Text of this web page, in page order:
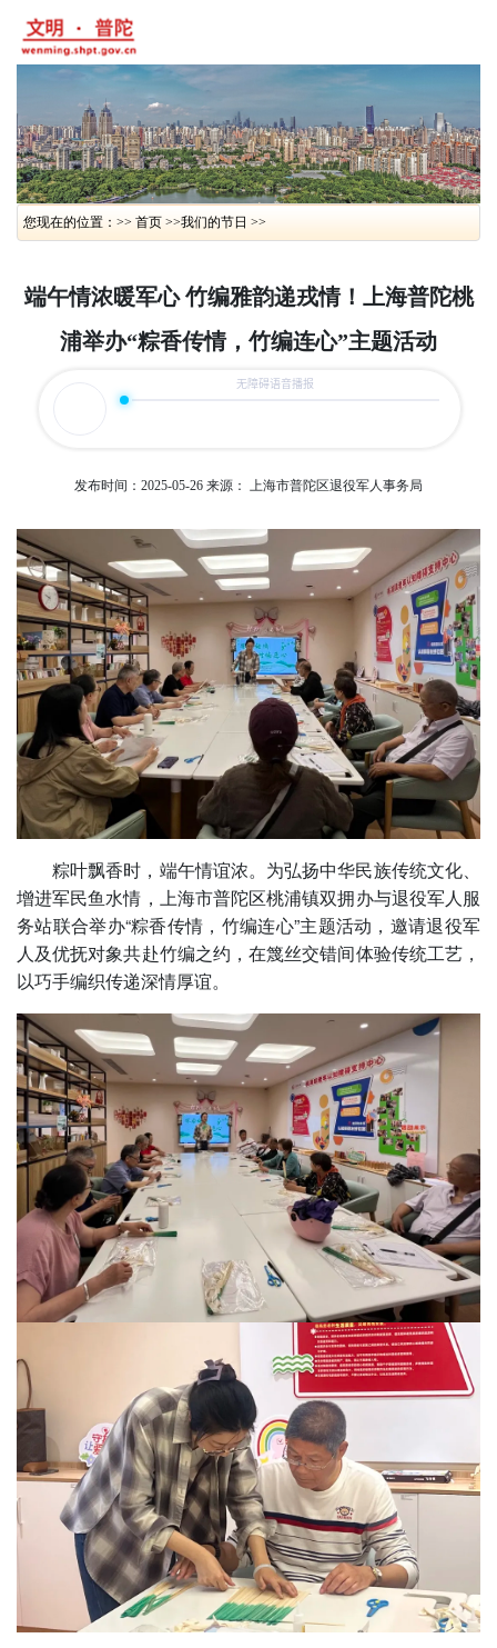
您现在的位置：>> 首页 >>我们的节日 >>
端午情浓暖军心 竹编雅韵递戎情！上海普陀桃
浦举办“粽香传情，竹编连心”主题活动
发布时间：2025-05-26 来源： 上海市普陀区退役军人事务局
粽叶飘香时，端午情谊浓。为弘扬中华民族传统文化、
增进军民鱼水情，上海市普陀区桃浦镇双拥办与退役军人服
务站联合举办“粽香传情，竹编连心”主题活动，邀请退役军
人及优抚对象共赴竹编之约，在篾丝交错间体验传统工艺，
以巧手编织传递深情厚谊。